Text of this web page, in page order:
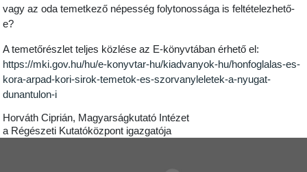
vagy az oda temetkező népesség folytonossága is feltételezhető-
e?
A temetőrészlet teljes közlése az E-könyvtában érhető el:
https://mki.gov.hu/hu/e-konyvtar-hu/kiadvanyok-hu/honfoglalas-es-
kora-arpad-kori-sirok-temetok-es-szorvanyleletek-a-nyugat-
dunantulon-i
Horváth Ciprián, Magyarságkutató Intézet
a Régészeti Kutatóközpont igazgatója